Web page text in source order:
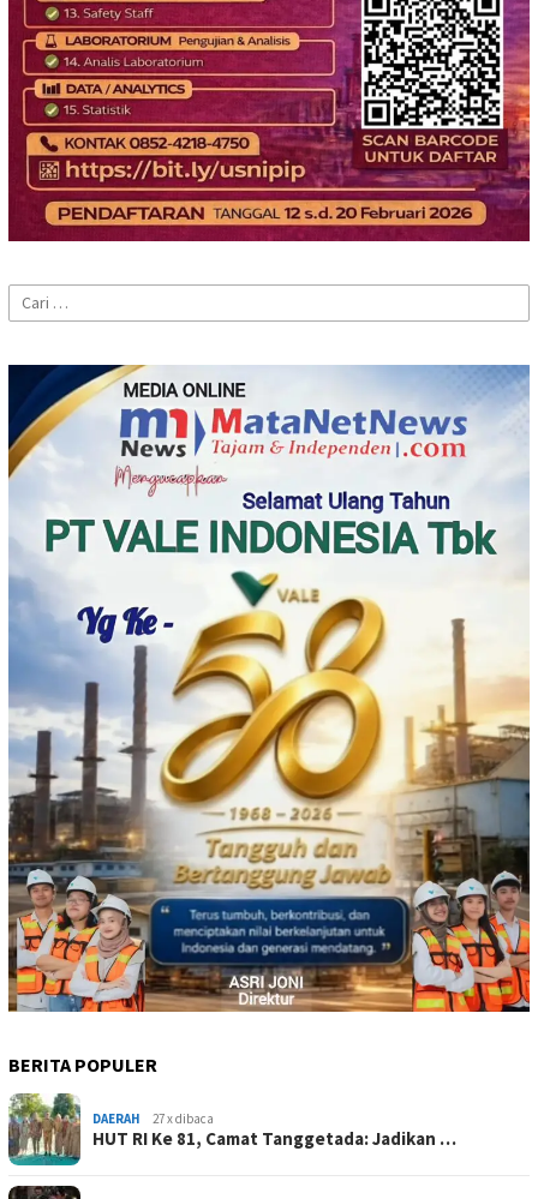
Cari
untuk:
BERITA POPULER
DAERAH 27 x dibaca
HUT RI Ke 81, Camat Tanggetada: Jadikan …